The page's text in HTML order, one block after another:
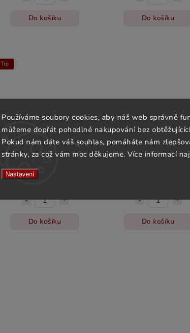
Používáme soubory cookies, aby náš web správně
můžeme dopřát pohodlné nakupování bez
Pokud nám dáte váš souhlas, pomáháte nám
stránky, za což vám moc děkujeme. Více informací
Nastavení
Do košíku Do košíku
Tip
Cava UMa Brut Gran Reserva
Skladem
515 Kč
Do košíku
Cava SPUR Brut
Do košíku